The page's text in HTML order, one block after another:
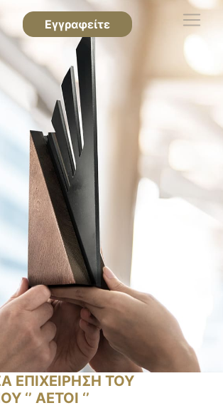
Εγγραφείτε
ΕΠΙΧΕΙΡΗΣΗ ΤΟΥ
‘’ ΑΕΤΟΙ ‘’